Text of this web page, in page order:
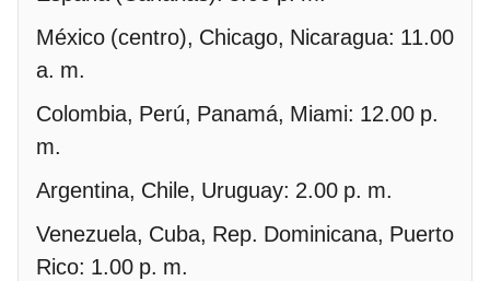
México (centro), Chicago, Nicaragua: 11.00
a. m.
Colombia, Perú, Panamá, Miami: 12.00 p.
m.
Argentina, Chile, Uruguay: 2.00 p. m.
Venezuela, Cuba, Rep. Dominicana, Puerto
Rico: 1.00 p. m.